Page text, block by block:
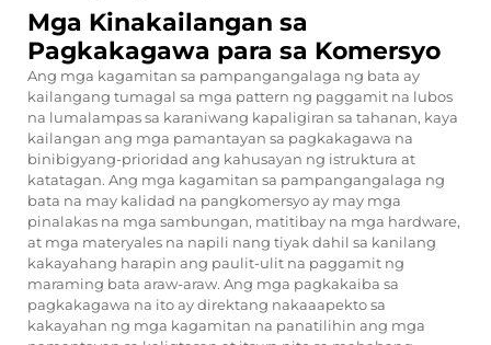
Mga Kinakailangan sa
Pagkakagawa para sa Komersyo
Ang mga kagamitan sa pampangangalaga ng bata ay
kailangang tumagal sa mga pattern ng paggamit na lubos
na lumalampas sa karaniwang kapaligiran sa tahanan, kaya
kailangan ang mga pamantayan sa pagkakagawa na
binibigyang-prioridad ang kahusayan ng istruktura at
katatagan. Ang mga kagamitan sa pampangangalaga ng
bata na may kalidad na pangkomersyo ay may mga
pinalakas na mga sambungan, matitibay na mga hardware,
at mga materyales na napili nang tiyak dahil sa kanilang
kakayahang harapin ang paulit-ulit na paggamit ng
maraming bata araw-araw. Ang mga pagkakaiba sa
pagkakagawa na ito ay direktang nakaaapekto sa
kakayahan ng mga kagamitan na panatilihin ang mga